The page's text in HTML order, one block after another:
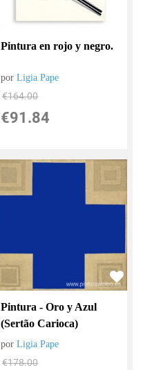
Pintura en rojo y negro.
porLigia Pape
€164.00
€91.84
Pintura - Oro y Azul
(Sertão Carioca)
porLigia Pape
€178.00